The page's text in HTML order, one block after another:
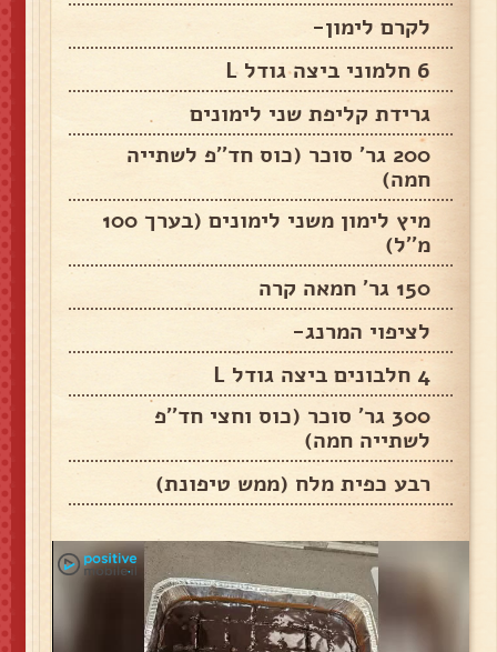
לקרם לימון-
6 חלמוני ביצה גודל L
גרידת קליפת שני לימונים
200 גר' סוכר (כוס חד''פ לשתייה
חמה)
מיץ לימון משני לימונים (בערך 100
מ''ל)
150 גר' חמאה קרה
לציפוי המרנג-
4 חלבונים ביצה גודל L
300 גר' סוכר (כוס וחצי חד''פ
לשתייה חמה)
רבע כפית מלח (ממש טיפונת)